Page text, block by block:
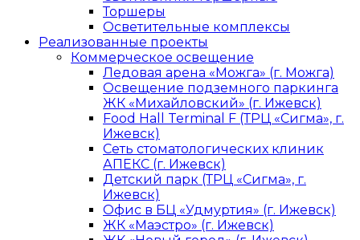
Торшеры
Осветительные комплексы
Реализованные проекты
Коммерческое освещение
Ледовая арена «Можга» (г. Можга)
Освещение подземного паркинга
ЖК «Михайловский» (г. Ижевск)
Food Hall Terminal F (ТРЦ «Сигма», г.
Ижевск)
Сеть стоматологических клиник
АПЕКС (г. Ижевск)
Детский парк (ТРЦ «Сигма», г.
Ижевск)
Офис в БЦ «Удмуртия» (г. Ижевск)
ЖК «Маэстро» (г. Ижевск)